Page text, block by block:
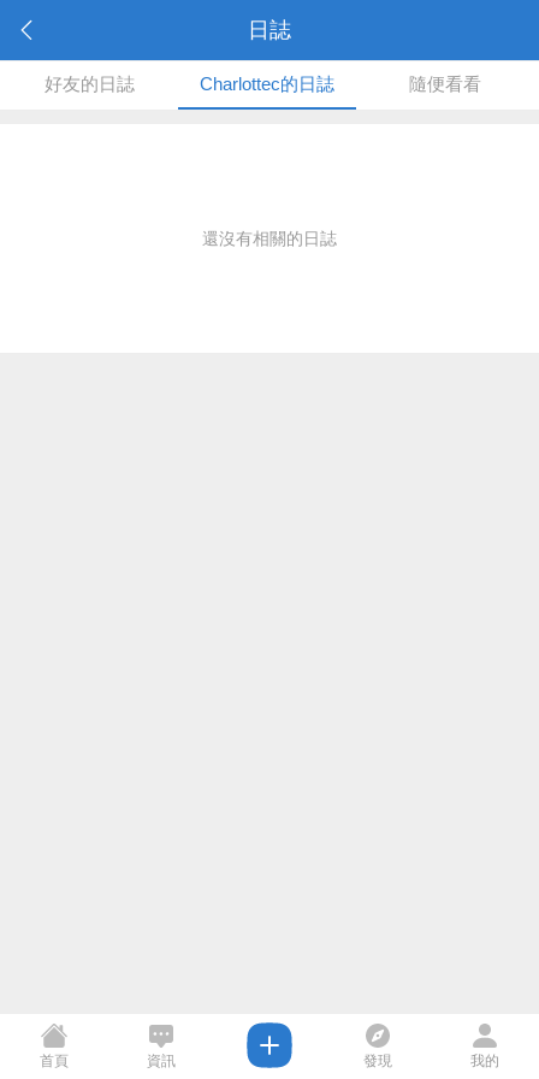
日誌
好友的日誌 Charlottec的日誌 隨便看看
還沒有相關的日誌
首頁 資訊 發現 我的